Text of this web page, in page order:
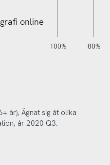
online
-40%
-20% 80%
100%
120%
140%
år), Ägnat sig åt olika
år 2020 Q3.